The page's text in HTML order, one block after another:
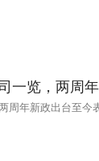
一览，两周
周年新政出台至今